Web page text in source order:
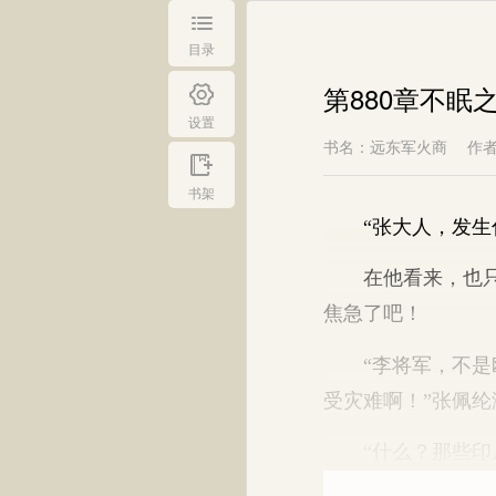
目录
设置
书架
第880章不眠
书名：远东军火商 作
“张大人，发生
在他看来，也只
焦急了吧！
“李将军，不是
受灾难啊！”张佩